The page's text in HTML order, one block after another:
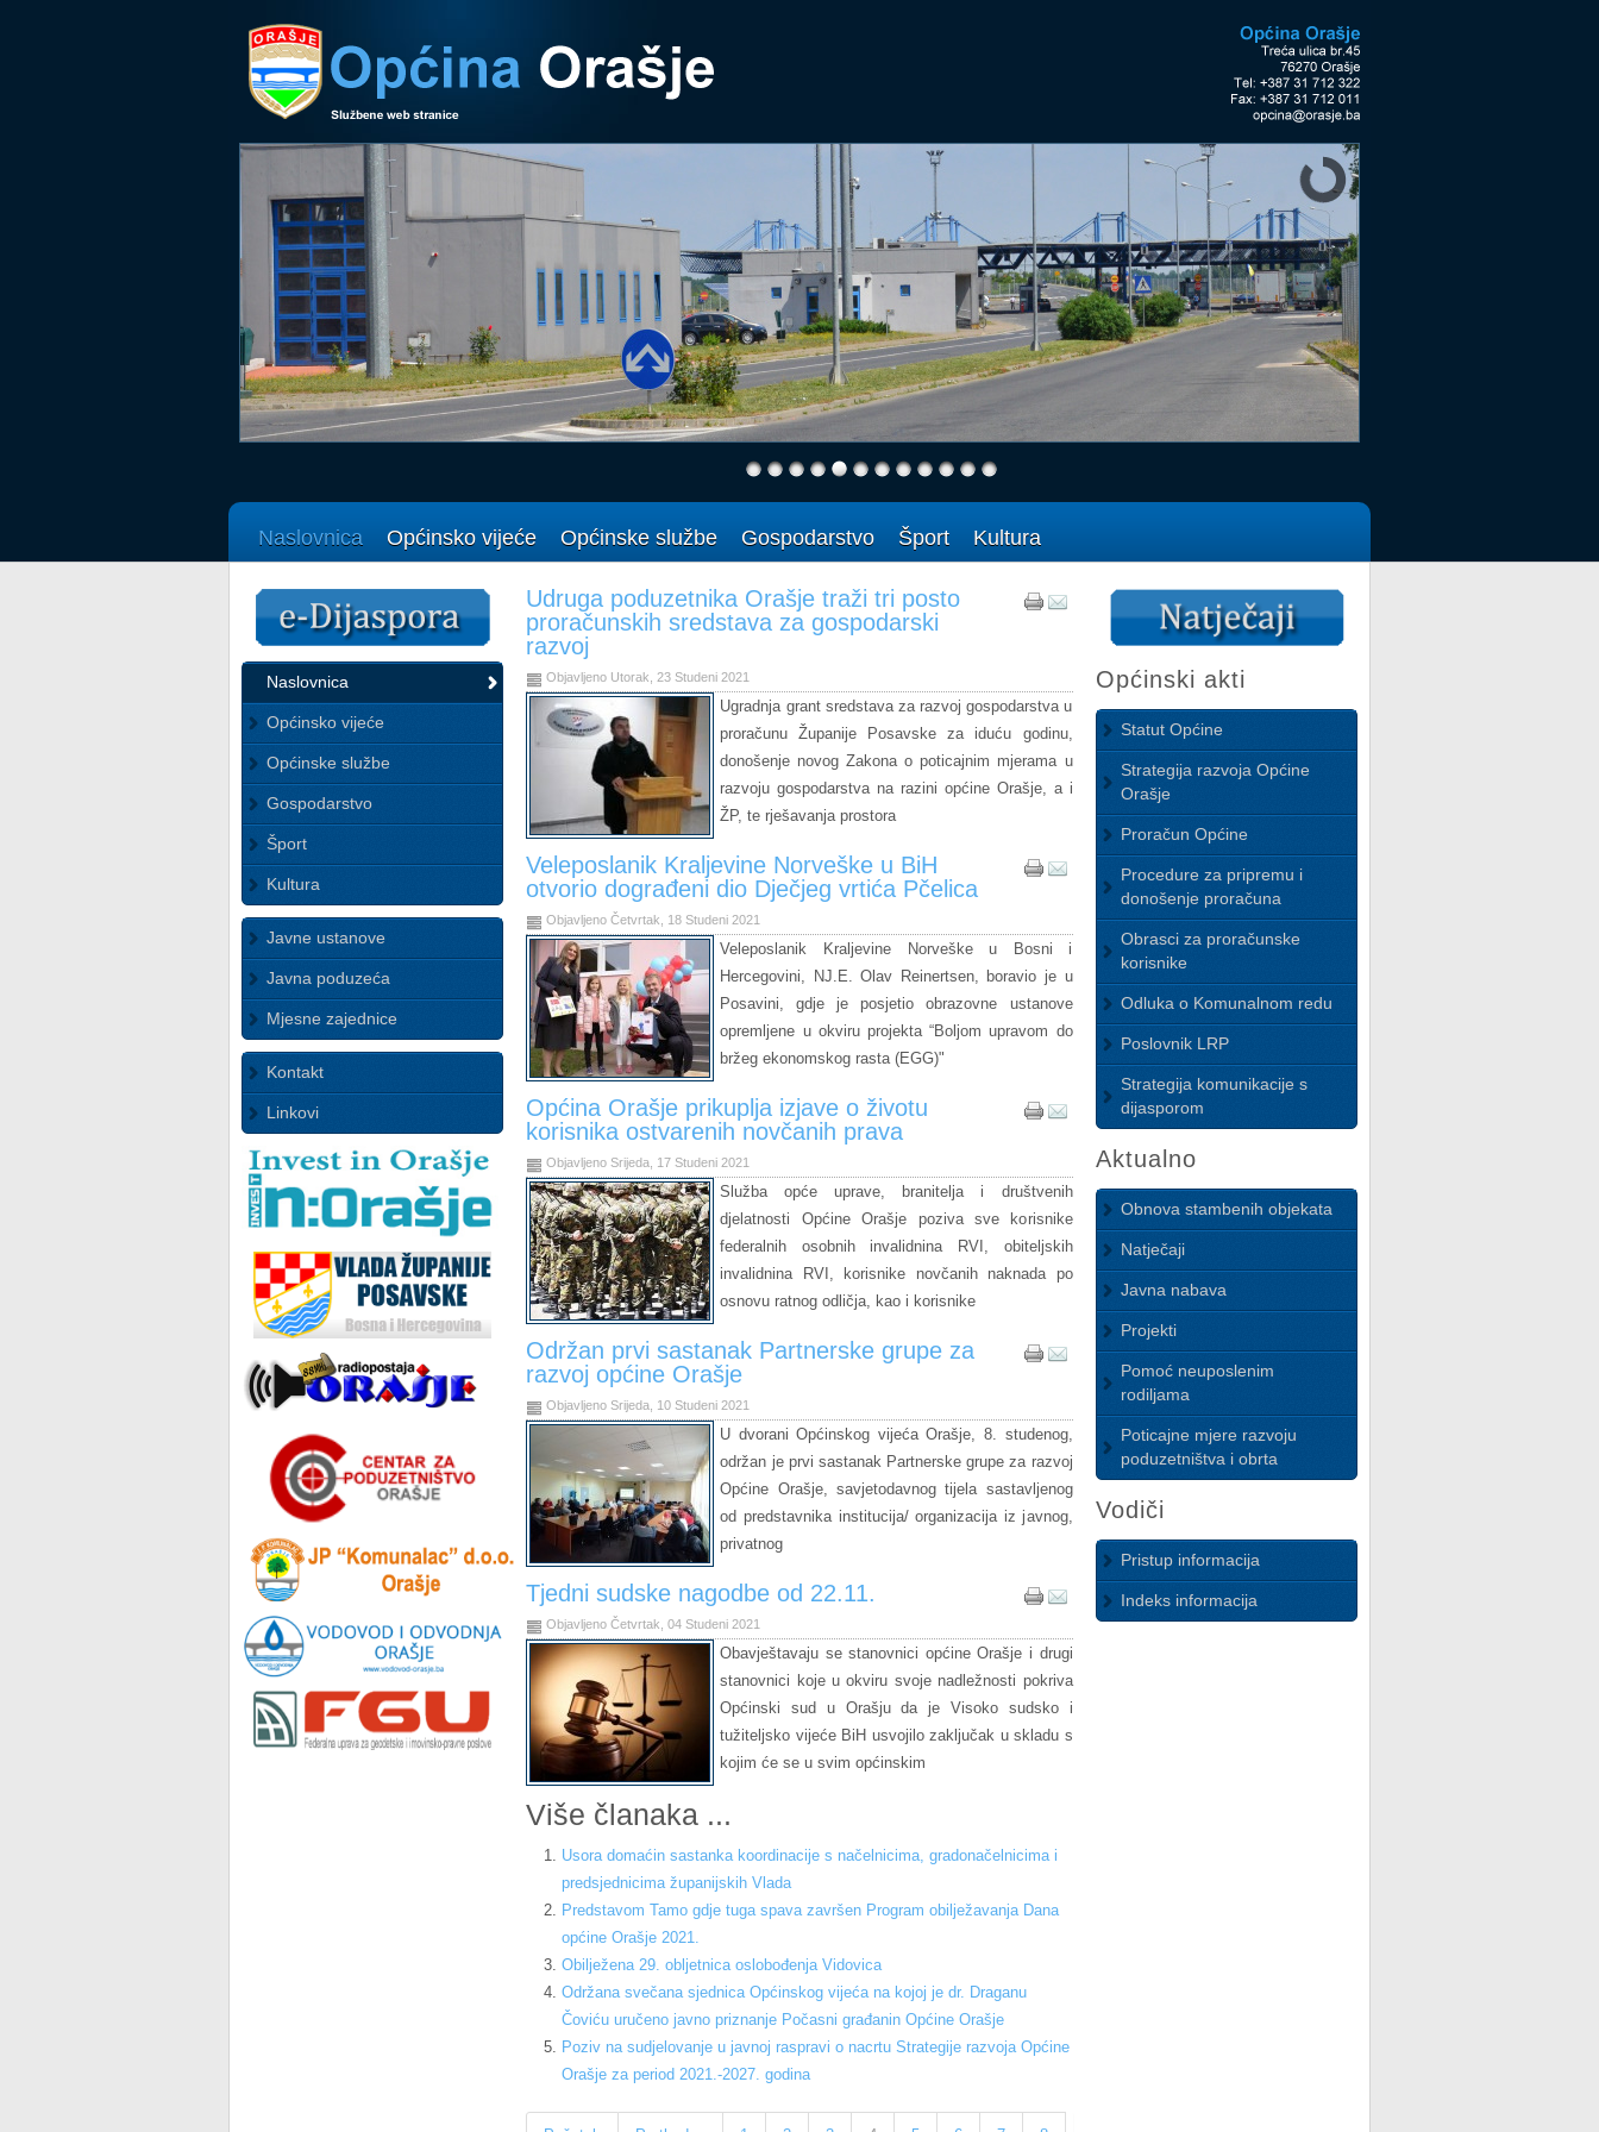
Naslovnica Općinsko vijeće Općinske službe Gospodarstvo Šport Kultura
Naslovnica
Općinsko vijeće
Općinske službe
Gospodarstvo
Šport
Kultura
Javne ustanove
Javna poduzeća
Mjesne zajednice
Kontakt
Linkovi
Udruga poduzetnika Orašje traži tri posto
proračunskih sredstava za gospodarski
razvoj
Objavljeno Utorak, 23 Studeni 2021
Ugradnja grant sredstava za razvoj gospodarstva u
proračunu Županije Posavske za iduću godinu,
donošenje novog Zakona o poticajnim mjerama u
razvoju gospodarstva na razini općine Orašje, a i
ŽP, te rješavanja prostora
Veleposlanik Kraljevine Norveške u BiH
otvorio dograđeni dio Dječjeg vrtića Pčelica
Objavljeno Četvrtak, 18 Studeni 2021
Veleposlanik Kraljevine Norveške u Bosni i
Hercegovini, NJ.E. Olav Reinertsen, boravio je u
Posavini, gdje je posjetio obrazovne ustanove
opremljene u okviru projekta “Boljom upravom do
bržeg ekonomskog rasta (EGG)"
Općina Orašje prikuplja izjave o životu
korisnika ostvarenih novčanih prava
Objavljeno Srijeda, 17 Studeni 2021
Služba opće uprave, branitelja i društvenih
djelatnosti Općine Orašje poziva sve korisnike
federalnih osobnih invalidnina RVI, obiteljskih
invalidnina RVI, korisnike novčanih naknada po
osnovu ratnog odličja, kao i korisnike
Održan prvi sastanak Partnerske grupe za
razvoj općine Orašje
Objavljeno Srijeda, 10 Studeni 2021
U dvorani Općinskog vijeća Orašje, 8. studenog,
održan je prvi sastanak Partnerske grupe za razvoj
Općine Orašje, savjetodavnog tijela sastavljenog
od predstavnika institucija/ organizacija iz javnog,
privatnog
Tjedni sudske nagodbe od 22.11.
Objavljeno Četvrtak, 04 Studeni 2021
Obavještavaju se stanovnici općine Orašje i drugi
stanovnici koje u okviru svoje nadležnosti pokriva
Općinski sud u Orašju da je Visoko sudsko i
tužiteljsko vijeće BiH usvojilo zaključak u skladu s
kojim će se u svim općinskim
Više članaka ...
Usora domaćin sastanka koordinacije s načelnicima, gradonačelnicima i
predsjednicima županijskih Vlada
Predstavom Tamo gdje tuga spava završen Program obilježavanja Dana
općine Orašje 2021.
Obilježena 29. obljetnica oslobođenja Vidovica
Održana svečana sjednica Općinskog vijeća na kojoj je dr. Draganu
Čoviću uručeno javno priznanje Počasni građanin Općine Orašje
Poziv na sudjelovanje u javnoj raspravi o nacrtu Strategije razvoja Općine
Orašje za period 2021.-2027. godina
Općinski akti
Statut Općine
Strategija razvoja Općine
Orašje
Proračun Općine
Procedure za pripremu i
donošenje proračuna
Obrasci za proračunske
korisnike
Odluka o Komunalnom redu
Poslovnik LRP
Strategija komunikacije s
dijasporom
Aktualno
Obnova stambenih objekata
Natječaji
Javna nabava
Projekti
Pomoć neuposlenim
rodiljama
Poticajne mjere razvoju
poduzetništva i obrta
Vodiči
Pristup informacija
Indeks informacija